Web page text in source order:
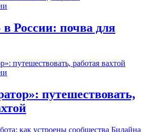
в России: почва для
путешествовать,